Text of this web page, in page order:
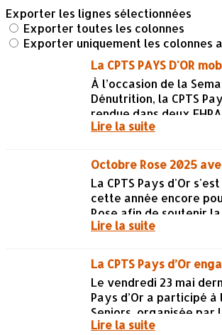
Exporter les lignes sélectionnées
Exporter toutes les colonnes
Exporter uniquement les colonnes
À l’occasion de la
Dénutrition, la CPTS
rendue dans deux
territoire, à Athée et
Lire la suite
La CPTS Pays d'Or
cette année encore
Rose afin de soutenir
cancer du sein et
Lire la suite
Le vendredi 23 mai
Pays d’Or a participé à
Seniors, organisée par
de la Plaine Dijonnaise
Lire la suite